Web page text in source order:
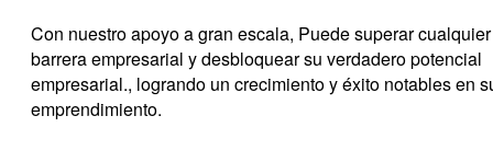
Con nuestro apoyo a gran escala, Puede superar cualquier
barrera empresarial y desbloquear su verdadero potencial
empresarial., logrando un crecimiento y éxito notables en
emprendimiento.